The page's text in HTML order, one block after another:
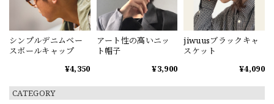
CATEGORY
シンプルデニムベー
スボールキャップ
¥4,350
アート性の高いニッ
ト帽子
¥3,900
jiwuusブラックキャ
スケット
¥4,090